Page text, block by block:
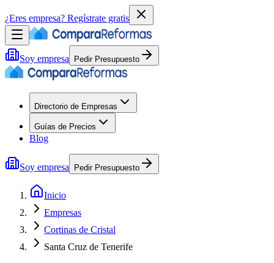
¿Eres empresa? Regístrate gratis
Soy empresa Pedir Presupuesto
Directorio de Empresas
Guías de Precios
Blog
Soy empresa Pedir Presupuesto
Inicio
Empresas
Cortinas de Cristal
Santa Cruz de Tenerife